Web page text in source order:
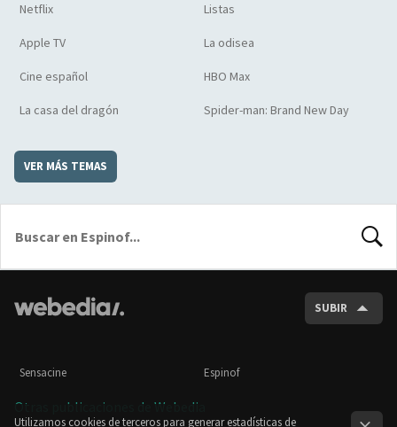
Netflix Listas
Apple TV La odisea
Cine español HBO Max
La casa del dragón Spider-man: Brand New Day
VER MÁS TEMAS
SUBIR
Sensacine Espinof
Otras publicaciones de Webedia
Utilizamos cookies de terceros para generar estadísticas de